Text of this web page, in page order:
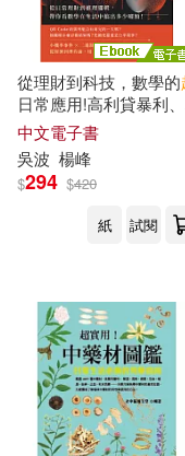
JYiC認證研究團
MANSOUR
MCOO兒童益
Rainie
YUUKI YUU(1)
[德]老卡爾·威
fried
奇点出版(1)
如果出版社(1)
寰宇(1)
小天下(1)
小漫遊文化(1)
山東科學技術出
山頂視角文化(1)
從理財到科技，數學的
日常應用!高利貸暴利
皮遺傳、打彈珠遊戲、
籠問題……從日常理財
邏輯，帶你看數學在生
出多少噱頭! (電子書)
中文電子書
吳波 楊峰
$294 $420
紙
試閱